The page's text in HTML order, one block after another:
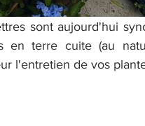
sont aujourd'hui
en terre cuite (au
l'entretien de vos